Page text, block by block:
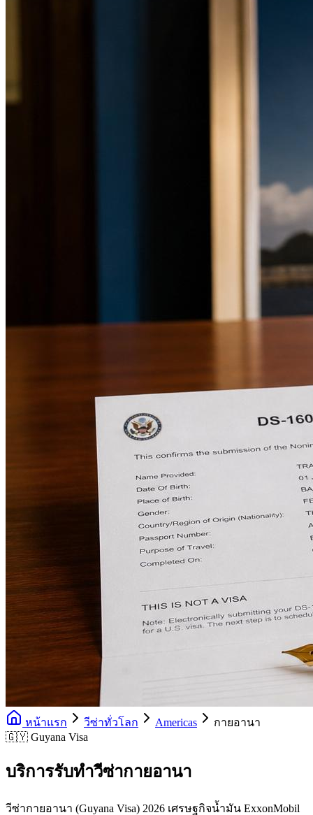
หน้าแรก วีซ่าทั่วโลก Americas
กายอานา
🇬🇾 Guyana Visa
บริการรับทำวีซ่ากายอานา
วีซ่ากายอานา (Guyana Visa) 2026 เศรษฐกิจน้ำมัน ExxonMobil